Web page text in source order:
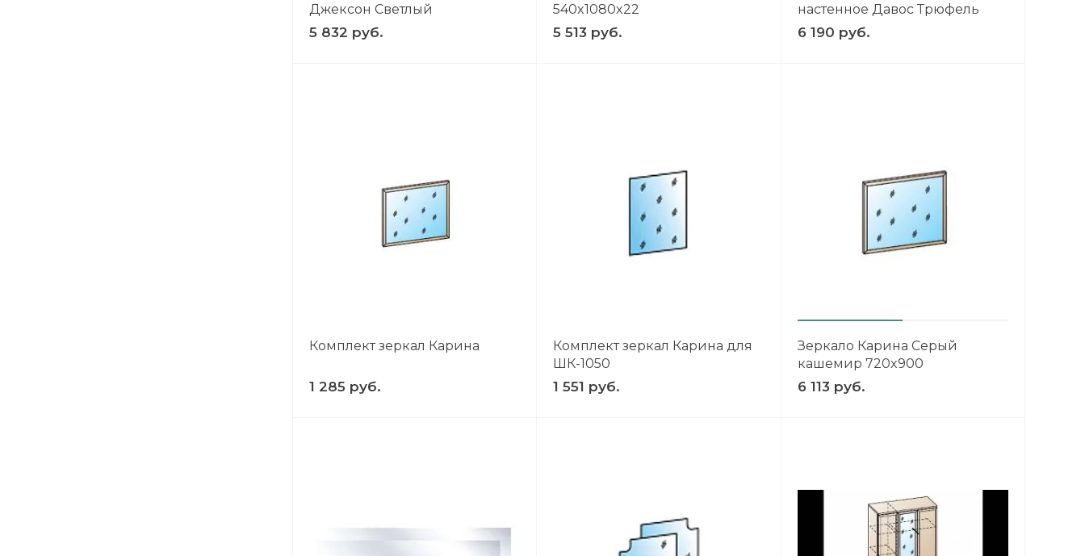
Джексон Светлый
5 832 руб.
540x1080x22
5 513 руб.
настенное Давос Трюфель
6 190 руб.
Комплект зеркал Карина
1 285 руб.
Комплект зеркал Карина для
ШК-1050
1 551 руб.
Зеркало Карина Серый
кашемир 720x900
6 113 руб.